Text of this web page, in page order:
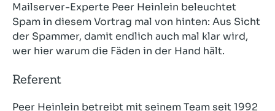
Mailserver-Experte Peer Heinlein beleuchtet
Spam in diesem Vortrag mal von hinten: Aus Sicht
der Spammer, damit endlich auch mal klar wird,
wer hier warum die Fäden in der Hand hält.
Referent
Peer Heinlein betreibt mit seinem Team seit 1992